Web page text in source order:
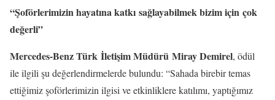
“Şoförlerimizin hayatına katkı sağlayabilmek bizim için çok
değerli”
Mercedes-Benz Türk İletişim Müdürü Miray Demirel, ödül
ile ilgili şu değerlendirmelerde bulundu: “Sahada birebir temas
ettiğimiz şoförlerimizin ilgisi ve etkinliklere katılımı, yaptığımız